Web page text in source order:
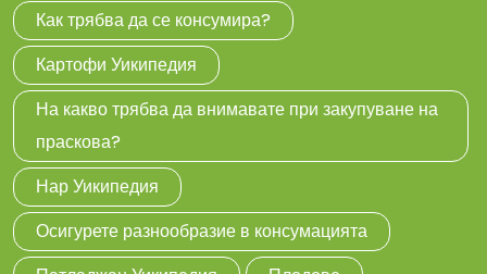
Как трябва да се консумира?
Картофи Уикипедия
На какво трябва да внимавате при закупуване на
праскова?
Нар Уикипедия
Осигурете разнообразие в консумацията